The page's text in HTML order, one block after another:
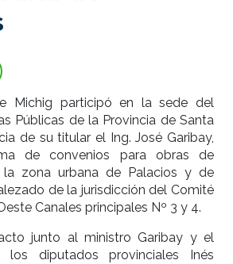
Michig participó en la sede del
Públicas de la Provincia de Santa
de su titular el Ing. José Garibay,
de convenios para obras de
la zona urbana de Palacios y de
de la jurisdicción del Comité
Canales principales Nº 3 y 4.
junto al ministro Garibay y el
los diputados provinciales Inés